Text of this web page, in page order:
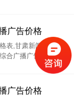
广告价格
表,甘肃新闻综合广
合广播广告折扣优惠
广告价格